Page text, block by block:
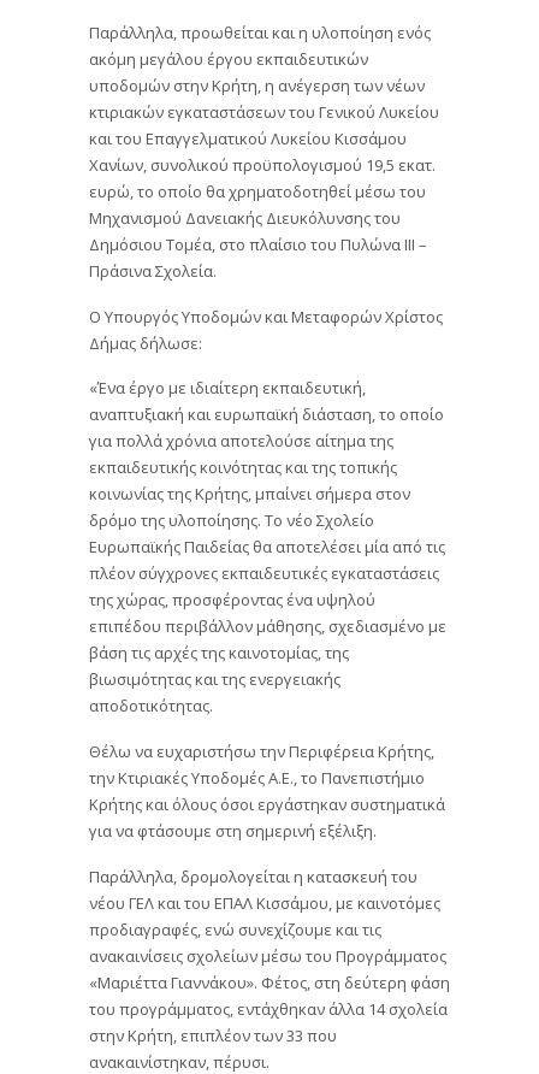
Παράλληλα, προωθείται και η υλοποίηση ενός
ακόμη μεγάλου έργου εκπαιδευτικών
υποδομών στην Κρήτη, η ανέγερση των νέων
κτιριακών εγκαταστάσεων του Γενικού Λυκείου
και του Επαγγελματικού Λυκείου Κισσάμου
Χανίων, συνολικού προϋπολογισμού 19,5 εκατ.
ευρώ, το οποίο θα χρηματοδοτηθεί μέσω του
Μηχανισμού Δανειακής Διευκόλυνσης του
Δημόσιου Τομέα, στο πλαίσιο του Πυλώνα ΙΙΙ –
Πράσινα Σχολεία.
Ο Υπουργός Υποδομών και Μεταφορών Χρίστος
Δήμας δήλωσε:
«Ένα έργο με ιδιαίτερη εκπαιδευτική,
αναπτυξιακή και ευρωπαϊκή διάσταση, το οποίο
για πολλά χρόνια αποτελούσε αίτημα της
εκπαιδευτικής κοινότητας και της τοπικής
κοινωνίας της Κρήτης, μπαίνει σήμερα στον
δρόμο της υλοποίησης. Το νέο Σχολείο
Ευρωπαϊκής Παιδείας θα αποτελέσει μία από τις
πλέον σύγχρονες εκπαιδευτικές εγκαταστάσεις
της χώρας, προσφέροντας ένα υψηλού
επιπέδου περιβάλλον μάθησης, σχεδιασμένο με
βάση τις αρχές της καινοτομίας, της
βιωσιμότητας και της ενεργειακής
αποδοτικότητας.
Θέλω να ευχαριστήσω την Περιφέρεια Κρήτης,
την Κτιριακές Υποδομές Α.Ε., το Πανεπιστήμιο
Κρήτης και όλους όσοι εργάστηκαν συστηματικά
για να φτάσουμε στη σημερινή εξέλιξη.
Παράλληλα, δρομολογείται η κατασκευή του
νέου ΓΕΛ και του ΕΠΑΛ Κισσάμου, με καινοτόμες
προδιαγραφές, ενώ συνεχίζουμε και τις
ανακαινίσεις σχολείων μέσω του Προγράμματος
«Μαριέττα Γιαννάκου». Φέτος, στη δεύτερη φάση
του προγράμματος, εντάχθηκαν άλλα 14 σχολεία
στην Κρήτη, επιπλέον των 33 που
ανακαινίστηκαν, πέρυσι.